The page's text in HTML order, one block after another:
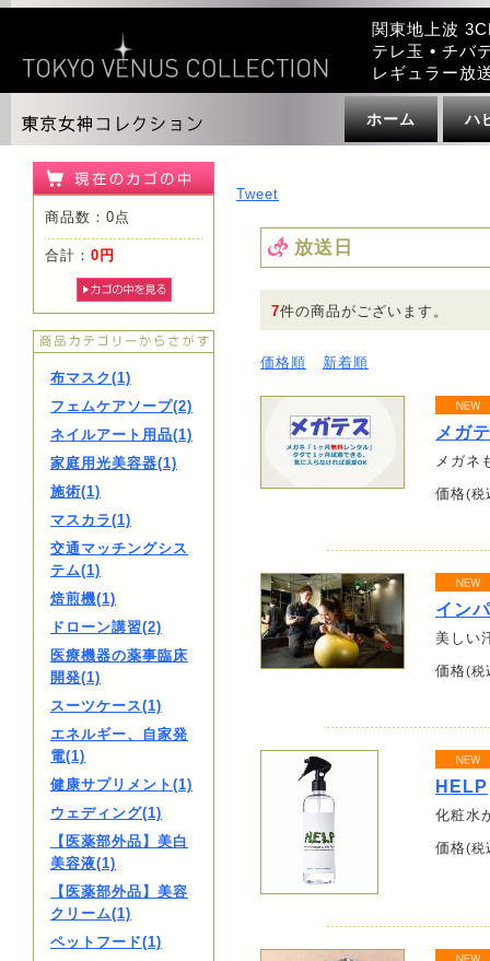
関東地上波
テレ玉 • チバ
レギュラー放
ホーム ハ
商品数：0点
合計： 0円
布マスク(1)
フェムケアソープ(2)
ネイルアート用品(1)
家庭用光美容器(1)
施術(1)
マスカラ(1)
交通マッチングシス
テム(1)
焙煎機(1)
ドローン講習(2)
医療機器の薬事臨床
開発(1)
スーツケース(1)
エネルギー、自家発
電(1)
健康サプリメント(1)
ウェディング(1)
【医薬部外品】美白
美容液(1)
【医薬部外品】美容
クリーム(1)
ペットフード(1)
Tweet
放送日
7件の商品がございます。
価格順 新着順
メガ
メガネ
価格(税
イン
美しい
価格(税
HELP
化粧水
価格(税